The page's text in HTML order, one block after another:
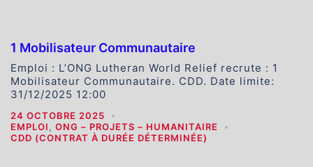
1 Mobilisateur Communautaire
Emploi : L’ONG Lutheran World Relief recrute : 1
Mobilisateur Communautaire. CDD. Date limite:
31/12/2025 12:00
24 OCTOBRE 2025
EMPLOI , ONG – PROJETS – HUMANITAIRE
CDD (CONTRAT À DURÉE DÉTERMINÉE)